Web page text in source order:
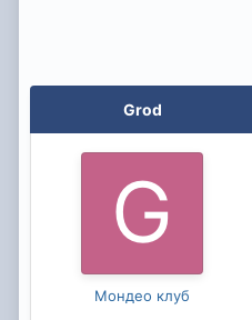
Grod
Мондео клуб